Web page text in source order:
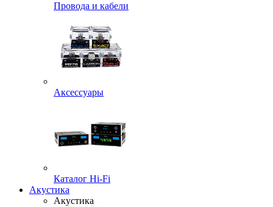
Провода и кабели
Аксессуары
Каталог Hi-Fi
Акустика
Акустика